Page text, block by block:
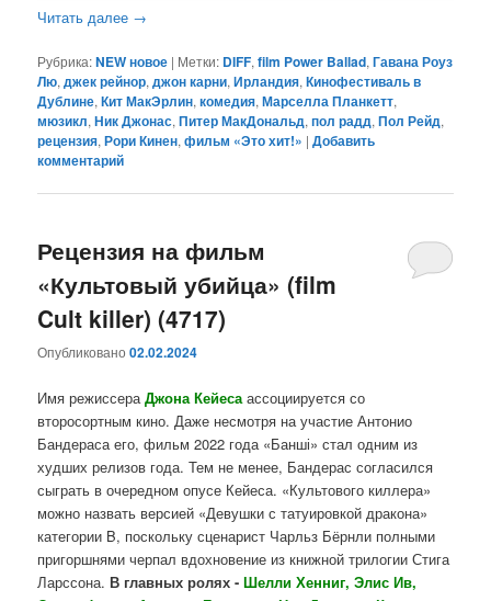
Читать далее →
Рубрика:NEW новое | Метки: DIFF,film Power Ballad,Гавана Роуз
Лю,джек рейнор,джон карни,Ирландия,Кинофестиваль в
Дублине,Кит МакЭрлин,комедия,Марселла Планкетт,
мюзикл,Ник Джонас,Питер МакДональд,пол радд,Пол Рейд,
рецензия,Рори Кинен,фильм «Это хит!» |Добавить
комментарий
Рецензия на фильм
«Культовый убийца» (film
Cult killer) (4717)
Опубликовано02.02.2024
Имя режиссераДжона Кейеса ассоциируется со
второсортным кино. Даже несмотря на участие Антонио
Бандераса его, фильм 2022 года «Банші» стал одним из
худших релизов года. Тем не менее, Бандерас согласился
сыграть в очередном опусе Кейеса. «Культового киллера»
можно назвать версией «Девушки с татуировкой дракона»
категории B, поскольку сценарист Чарльз Бёрнли полными
пригоршнями черпал вдохновение из книжной трилогии Стига
Ларссона.В главных ролях -Шелли Хенниг, Элис Ив,